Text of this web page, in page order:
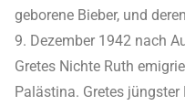
geborene Bieber, und
9. Dezember 1942 nach
Gretes Nichte Ruth
Palästina. Gretes